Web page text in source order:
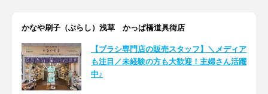
かなや刷子（ぶらし）浅草 かっぱ橋道具街店
【ブラシ専門店の販売スタッフ】＼メディア
も注目／未経験の方も大歓迎！主婦さん活躍
中♪